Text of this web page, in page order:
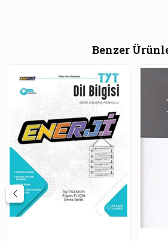
Benzer